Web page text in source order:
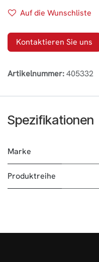
Auf die Wunschliste
Kontaktieren Sie uns
Artikelnummer:405332
Spezifikationen
Marke
Produktreihe